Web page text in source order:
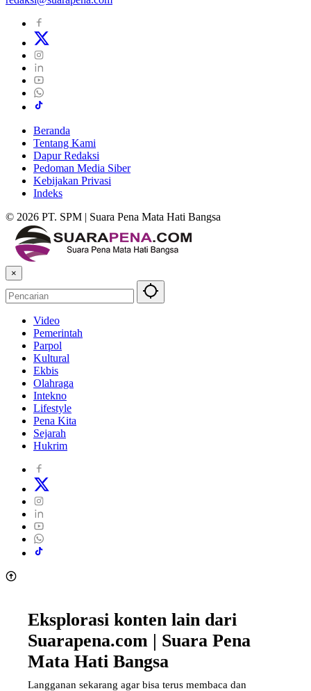
Beranda
Tentang Kami
Dapur Redaksi
Pedoman Media Siber
Kebijakan Privasi
Indeks
© 2026 PT. SPM | Suara Pena Mata Hati Bangsa
×
Video
Pemerintah
Parpol
Kultural
Ekbis
Olahraga
Intekno
Lifestyle
Pena Kita
Sejarah
Hukrim
Eksplorasi konten lain dari
Suarapena.com | Suara Pena
Mata Hati Bangsa
Langganan sekarang agar bisa terus membaca dan